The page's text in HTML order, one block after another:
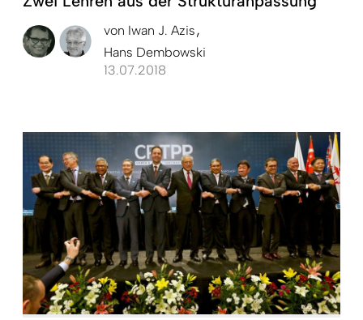
von Iwan J. Azis
Hans Dembowski
13.07.2018